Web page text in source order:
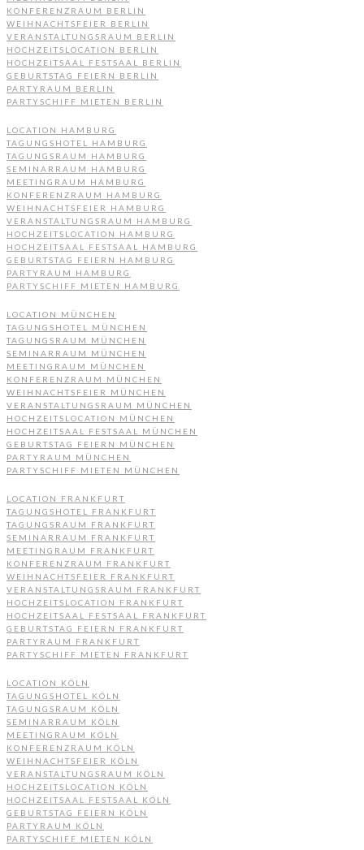
KONFERENZRAUM BERLIN
WEIHNACHTSFEIER BERLIN
VERANSTALTUNGSRAUM BERLIN
HOCHZEITSLOCATION BERLIN
HOCHZEITSAAL FESTSAAL BERLIN
GEBURTSTAG FEIERN BERLIN
PARTYRAUM BERLIN
PARTYSCHIFF MIETEN BERLIN
LOCATION HAMBURG
TAGUNGSHOTEL HAMBURG
TAGUNGSRAUM HAMBURG
SEMINARRAUM HAMBURG
MEETINGRAUM HAMBURG
KONFERENZRAUM HAMBURG
WEIHNACHTSFEIER HAMBURG
VERANSTALTUNGSRAUM HAMBURG
HOCHZEITSLOCATION HAMBURG
HOCHZEITSAAL FESTSAAL HAMBURG
GEBURTSTAG FEIERN HAMBURG
PARTYRAUM HAMBURG
PARTYSCHIFF MIETEN HAMBURG
LOCATION MÜNCHEN
TAGUNGSHOTEL MÜNCHEN
TAGUNGSRAUM MÜNCHEN
SEMINARRAUM MÜNCHEN
MEETINGRAUM MÜNCHEN
KONFERENZRAUM MÜNCHEN
WEIHNACHTSFEIER MÜNCHEN
VERANSTALTUNGSRAUM MÜNCHEN
HOCHZEITSLOCATION MÜNCHEN
HOCHZEITSAAL FESTSAAL MÜNCHEN
GEBURTSTAG FEIERN MÜNCHEN
PARTYRAUM MÜNCHEN
PARTYSCHIFF MIETEN MÜNCHEN
LOCATION FRANKFURT
TAGUNGSHOTEL FRANKFURT
TAGUNGSRAUM FRANKFURT
SEMINARRAUM FRANKFURT
MEETINGRAUM FRANKFURT
KONFERENZRAUM FRANKFURT
WEIHNACHTSFEIER FRANKFURT
VERANSTALTUNGSRAUM FRANKFURT
HOCHZEITSLOCATION FRANKFURT
HOCHZEITSAAL FESTSAAL FRANKFURT
GEBURTSTAG FEIERN FRANKFURT
PARTYRAUM FRANKFURT
PARTYSCHIFF MIETEN FRANKFURT
LOCATION KÖLN
TAGUNGSHOTEL KÖLN
TAGUNGSRAUM KÖLN
SEMINARRAUM KÖLN
MEETINGRAUM KÖLN
KONFERENZRAUM KÖLN
WEIHNACHTSFEIER KÖLN
VERANSTALTUNGSRAUM KÖLN
HOCHZEITSLOCATION KÖLN
HOCHZEITSAAL FESTSAAL KÖLN
GEBURTSTAG FEIERN KÖLN
PARTYRAUM KÖLN
PARTYSCHIFF MIETEN KÖLN